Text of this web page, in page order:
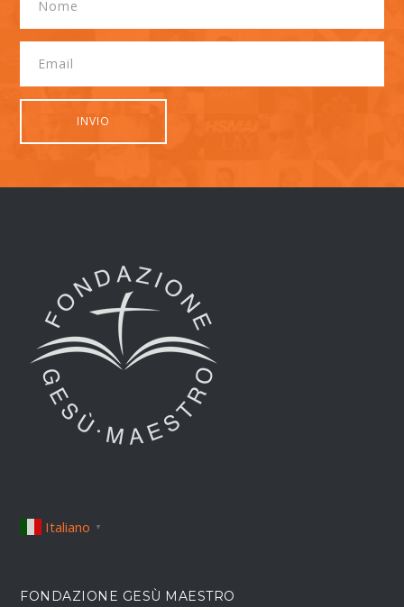
Italiano ▼
FONDAZIONE GESÙ MAESTRO